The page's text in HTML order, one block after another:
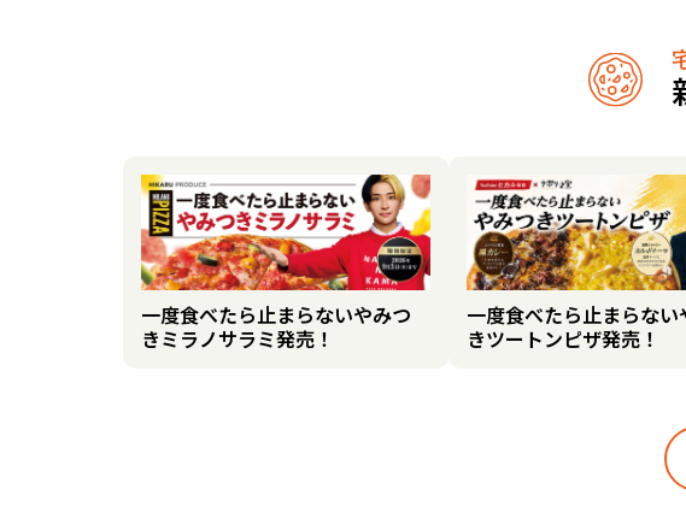
一度食べたら止まらないやみつ
きミラノサラミ発売！
一度食べたら止まらない
きツートンピザ発売！